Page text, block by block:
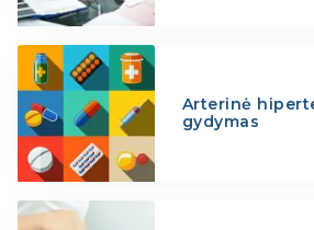
Arterinė
gydymas